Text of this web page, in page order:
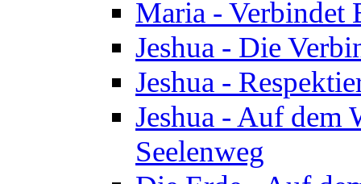
Maria - Verbindet
Jeshua - Die
Jeshua -
Jeshua - Auf dem
Seelenweg